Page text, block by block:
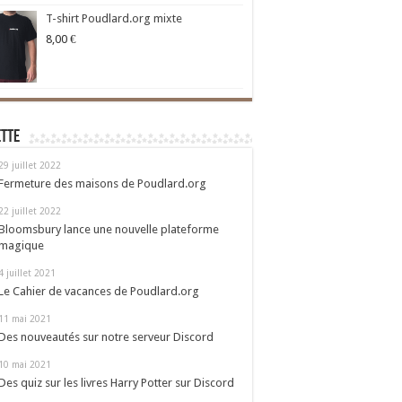
T-shirt Poudlard.org mixte
8,00 €
juillet 2022
des maisons de Poudlard.org
juillet 2022
lance une nouvelle plateforme
juillet 2021
Cahier de vacances de Poudlard.org
mai 2021
nouveautés sur notre serveur Discord
mai 2021
quiz sur les livres Harry Potter sur Discord